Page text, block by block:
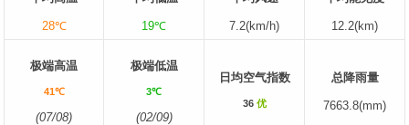
28℃ 19℃ 7.2(km/h) 12.2(km)
极端高温
41℃
(07/08)
极端低温
3℃
(02/09)
日均空气指数
36 优
总降雨量
7663.8(mm)